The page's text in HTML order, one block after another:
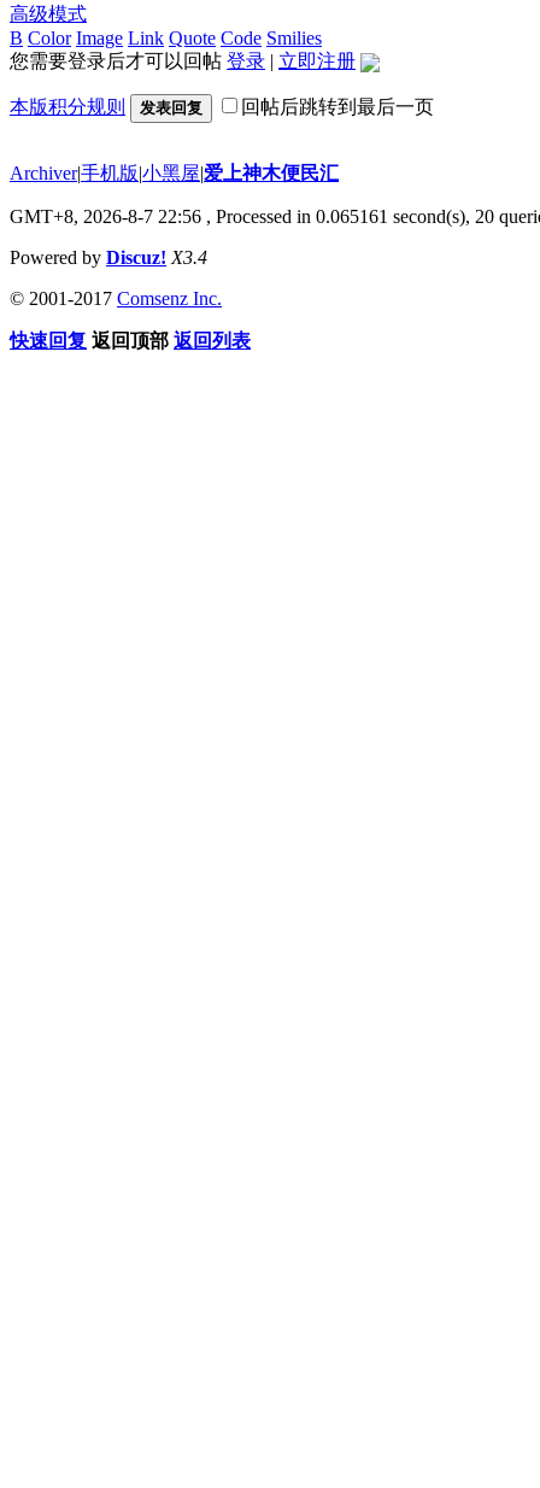
高级模式
B Color Image Link Quote Code Smilies
您需要登录后才可以回帖 登录 | 立即注册
本版积分规则 发表回复 回帖后跳转到最后一页
Archiver|手机版|小黑屋|爱上神木便民汇
GMT+8, 2026-8-7 22:56 , Processed in 0.065161 second(s), 20
Powered by Discuz! X3.4
© 2001-2017 Comsenz Inc.
快速回复 返回顶部 返回列表